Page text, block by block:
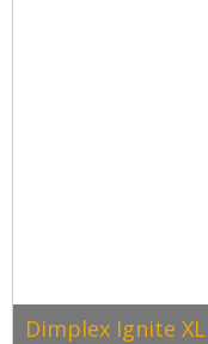
Dimplex Ignite